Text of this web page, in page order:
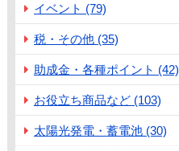
イベント (79)
税・その他 (35)
助成金・各種ポイント (42)
お役立ち商品など (103)
太陽光発電・蓄電池 (30)